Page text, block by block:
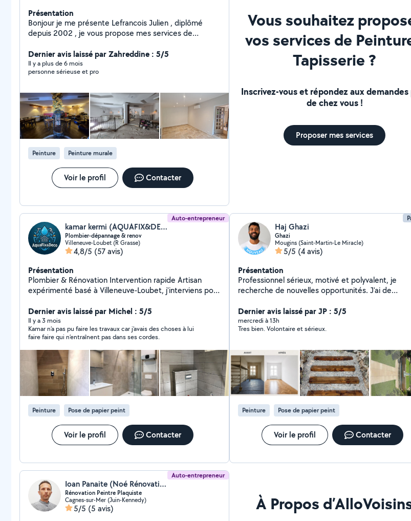
Présentation
Bonjour je me présente Lefrancois Julien , diplômé
depuis 2002 , je vous propose mes services de
parquet , sol pvc , moquette ,peinture décorative
Dernier avis laissé par Zahreddine : 5/5
Il y a plus de 6 mois
personne sérieuse et pro
Peinture Peinture murale
Voir le profil Contacter
Vous souhaitez
vos services de
Tapisserie ?
Inscrivez-vous et répondez aux demandes
de chez vous !
Proposer mes services
Auto-entrepreneur
kamar kermi (AQUAFIX&DECO)
Plombier-dépannage & renov
Villeneuve-Loubet (R Grasse)
4,8/5 (57 avis)
Présentation
Plombier & Rénovation Intervention rapide Artisan
expérimenté basé à Villeneuve-Loubet, j'interviens pour
peinture, en dépannage comme en projet complet.
Plomberie : Recherche et réparation de fuites
Remplacement chauffe-eau Installation sanitaire
Dépannage urgent Rénovation & peinture : Rénovation
salle de bain Pose meuble vasque / WC Travaux de
peinture soignés Petits travaux d'aménagement Mes
engagements : Intervention rapide Travail propre et
soigné Matériel professionnel Devis clair avant travaux
Sérieux, ponctuel et transparent. Je m'adapte à vos
besoins et à votre budget. Disponible et réactif.
Dernier avis laissé par Michel : 5/5
Il y a 3 mois
Kamar n’a pas pu faire les travaux car j’avais des choses à lui
faire faire qui n’entraînent pas dans ses cordes.
Peinture Pose de papier peint
Voir le profil Contacter
Haj Ghazi
Ghazi
Mougins (Saint-Martin-Le Miracle)
5/5 (4 avis)
Présentation
Professionnel sérieux, motivé et polyvalent, je
recherche de nouvelles opportunités. J'ai de
bâtiment et les travaux publics (BTP), en
déménagement et en menuiserie aluminium.
travailleur et autonome, je m'adapte rapidement et
confiées. Véhiculé(e), je peux me déplacer
selon les besoins. Disponible immédiatement.
Dernier avis laissé par JP : 5/5
mercredi à 13h
Tres bien. Volontaire et sérieux.
Peinture Pose de papier peint
Voir le profil Contacter
Auto-entrepreneur
Ioan Panaite (Noé Rénovations Solutions)
Rénovation Peintre Plaquiste
Cagnes-sur-Mer (Juin-Kennedy)
5/5 (5 avis) À Propos